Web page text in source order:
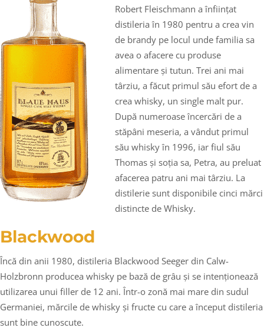
Robert Fleischmann a înființat
distileria în 1980 pentru a crea vin
de brandy pe locul unde familia sa
avea o afacere cu produse
alimentare și tutun. Trei ani mai
târziu, a făcut primul său efort de a
crea whisky, un single malt pur.
După numeroase încercări de a
stăpâni meseria, a vândut primul
său whisky în 1996, iar fiul său
Thomas și soția sa, Petra, au preluat
afacerea patru ani mai târziu. La
distilerie sunt disponibile cinci mărci
distincte de Whisky.
Blackwood
Încă din anii 1980, distileria Blackwood Seeger din Calw-
Holzbronn producea whisky pe bază de grâu și se intenționează
utilizarea unui filler de 12 ani. Într-o zonă mai mare din sudul
Germaniei, mărcile de whisky și fructe cu care a început distileria
sunt bine cunoscute.